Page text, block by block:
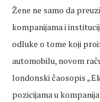
Žene ne samo da
kompanijama i
odluke o tome koji
automobilu, novom
londonski čaosopis
pozicijama u